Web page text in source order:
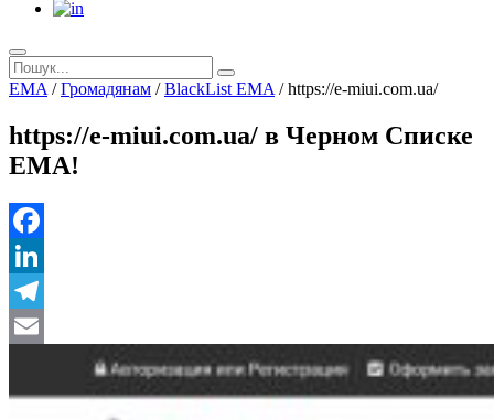
EMA /Громадянам /BlackList EMA /https://e-miui.com.ua/
https://e-miui.com.ua/ в Черном Списке
ЕМА!
Facebook
LinkedIn
Telegram